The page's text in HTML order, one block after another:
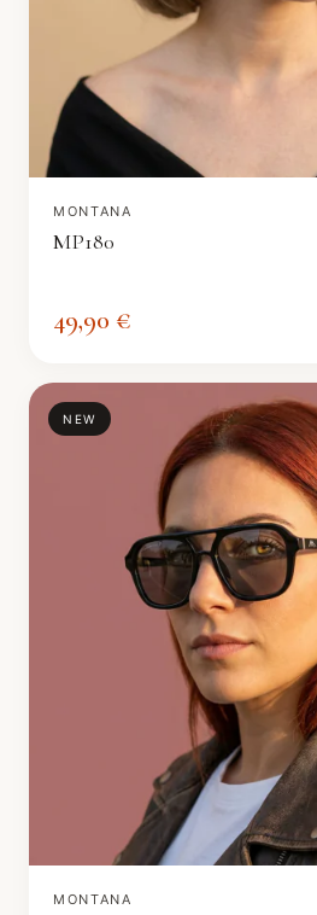
MONTANA
MP180
49,90 €
NEW
MONTANA